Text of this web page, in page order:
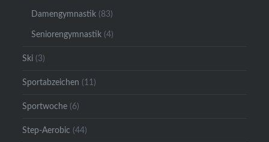
Damengymnastik (83)
Seniorengymnastik (4)
Ski (3)
Sportabzeichen (11)
Sportwoche (6)
Step-Aerobic (44)